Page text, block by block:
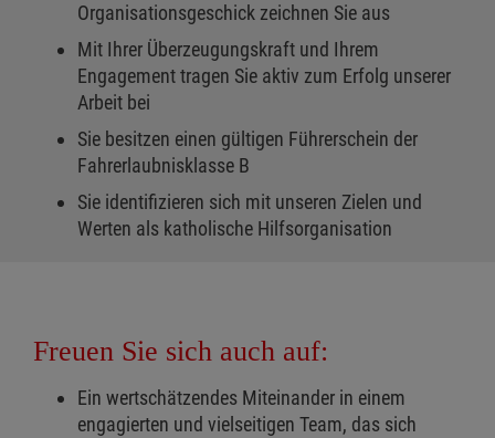
Organisationsgeschick zeichnen Sie aus
Mit Ihrer Überzeugungskraft und Ihrem
Engagement tragen Sie aktiv zum Erfolg unserer
Arbeit bei
Sie besitzen einen gültigen Führerschein der
Fahrerlaubnisklasse B
Sie identifizieren sich mit unseren Zielen und
Werten als katholische Hilfsorganisation
Freuen Sie sich auch auf:
Ein wertschätzendes Miteinander in einem
engagierten und vielseitigen Team, das sich